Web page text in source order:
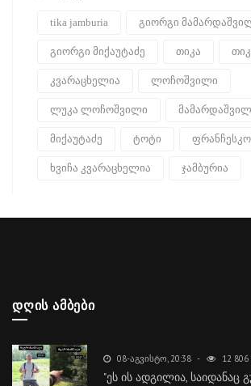
tika jamburia გიორგი
გიორგი მიქაუტაძე თიკა
კვარაცხელია ლოჩოშვილი
ლუკა ლოჩოშვილი
მიქაუტაძე ტოტი
ხვიჩა კვარაცხელია ჯამბურია
ᲓᲦᲘᲡ ᲐᲛᲑᲔᲑᲘ
08-ᲐᲒᲕᲘᲡᲢᲝ, 20:38 12 806
"ეს ის ადგილია, საიდანაც